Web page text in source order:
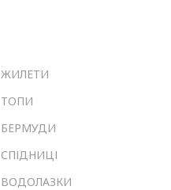
ЖИЛЕТИ
ТОПИ
БЕРМУДИ
СПІДНИЦІ
ВОДОЛАЗКИ